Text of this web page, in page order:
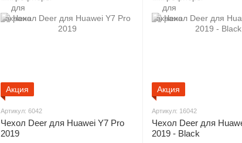
Акция
Артикул: 6042
Чехол Deer для Huawei Y7 Pro
2019
Акция
Артикул: 16042
Чехол Deer для
2019 - Black